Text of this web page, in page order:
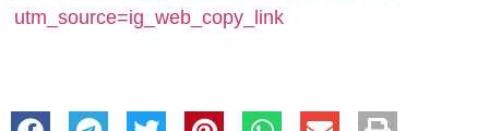
utm_source=ig_web_copy_link